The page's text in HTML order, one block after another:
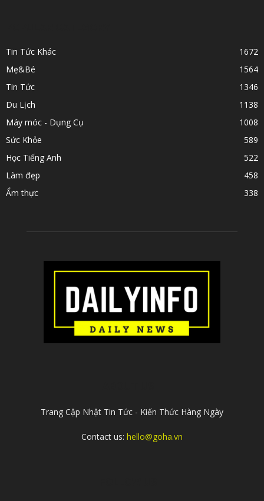
Tin Tức Khác
1672
Mẹ&Bé
1564
Tin Tức
1346
Du Lịch
1138
Máy móc - Dụng Cụ
1008
Sức Khỏe
589
Học Tiếng Anh
522
Làm đẹp
458
Ẩm thực
338
Trang Cập Nhật Tin Tức - Kiến Thức Hàng Ngày
Contact us: hello@goha.vn